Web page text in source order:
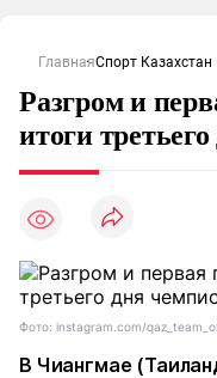
ГлавнаяСпорт Казахстан
Разгром и
итоги
Фото: instagram.com/
В Чиангмае